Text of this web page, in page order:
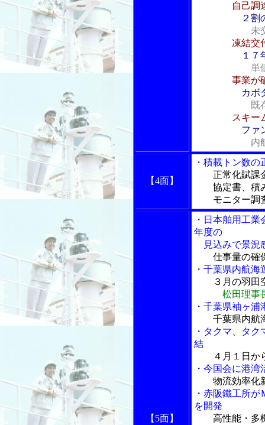
自己調
２割
未
凍結交
１７
単
事業が
カボ
既
スキー
ファ
内
【4面】
・積載トン数
正常化賦課
協定書、積
モニター調
【5面】
・日本舶用工
年度の
見込みで景況
仕事量の確
・千葉県内航
３月の羽田
松田理事
・千葉県袖ヶ
千葉県内航
・タクマ、タ
結
４月１日か
・今国会に港
物流効率化
・赤阪鐵工所
を開発
高性能・多